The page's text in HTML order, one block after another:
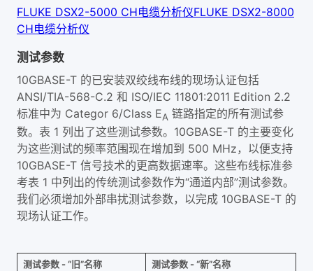
FLUKE DSX2-5000 CH电缆分析仪FLUKE DSX2-8000
CH电缆分析仪
测试参数
10GBASE-T 的已安装双绞线布线的现场认证包括
ANSI/TIA-568-C.2 和 ISO/IEC 11801:2011 Edition 2.2
标准中为 Categor 6/Class EA 链路指定的所有测试参
数。表 1 列出了这些测试参数。10GBASE-T 的主要变化
为这些测试的频率范围现在增加到 500 MHz，以便支持
10GBASE-T 信号技术的更高数据速率。这些布线标准参
考表 1 中列出的传统测试参数作为“通道内部”测试参数。
我们必须增加外部串扰测试参数，以完成 10GBASE-T 的
现场认证工作。
测试参数 - “旧”名称
测试参数 - “新”名称